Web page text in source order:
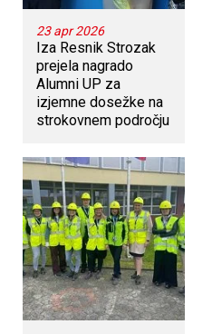
23 apr 2026
Iza Resnik Strozak
prejela nagrado
Alumni UP za
izjemne dosežke na
strokovnem področju